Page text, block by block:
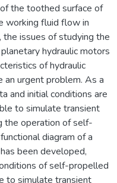
the toothed surface of
working fluid flow in
issues of studying the
hydraulic motors
of hydraulic
an urgent problem. As a
and initial conditions are
to simulate transient
the operation of self-
diagram of a
been developed,
of self-propelled
to simulate transient